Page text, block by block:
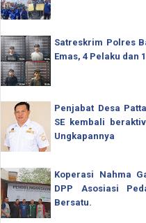
Satreskrim Polres
Emas, 4 Pelaku dan
Penjabat Desa
SE kembali
Ungkapannya
Koperasi Nahma
DPP Asosiasi
Bersatu.